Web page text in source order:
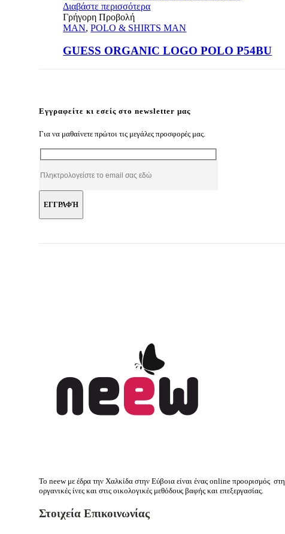
Διαβάστε περισσότερα
Γρήγορη Προβολή
MAN,POLO & SHIRTS MAN
GUESS ORGANIC LOGO POLO P54BU
Εγγραφείτε κι εσείς στο newsletter μας
Για να μαθαίνετε πρώτοι τις μεγάλες προσφορές μας.
Το neew με έδρα την Xαλκίδα στην Εύβοια είναι ένας online προορισμός στη
οργανικές ίνες και στις οικολογικές μεθόδους βαφής και επεξεργασίας.
Στοιχεία Επικοινωνίας